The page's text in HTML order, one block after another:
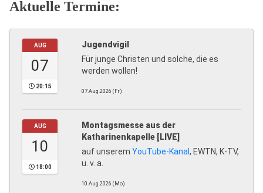
Aktuelle Termine:
AUG
07
20:15
Jugendvigil
Für junge Christen und solche, die es
werden wollen!
07.Aug.2026 (Fr)
AUG
10
18:00
Montagsmesse aus der
Katharinenkapelle [LIVE]
auf unserem YouTube-Kanal, EWTN, K-TV,
u. v. a.
10.Aug.2026 (Mo)